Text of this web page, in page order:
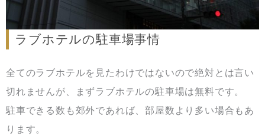
ラブホテルの駐車場事情
全てのラブホテルを見たわけではないので絶対とは言い
切れませんが、まずラブホテルの駐車場は無料です。
駐車できる数も郊外であれば、部屋数より多い場合もあ
ります。